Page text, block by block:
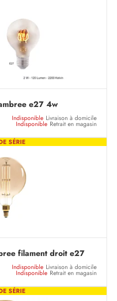
e27 4w
Indisponible Livraison à domicile
Indisponible Retrait en magasin
SÉRIE
filament droit e27
Indisponible Livraison à domicile
Indisponible Retrait en magasin
SÉRIE